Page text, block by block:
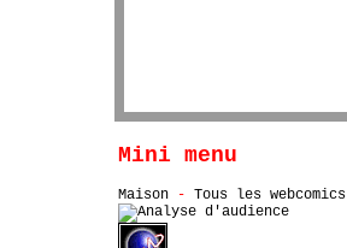
Mini menu
Maison - Tous les webcomics